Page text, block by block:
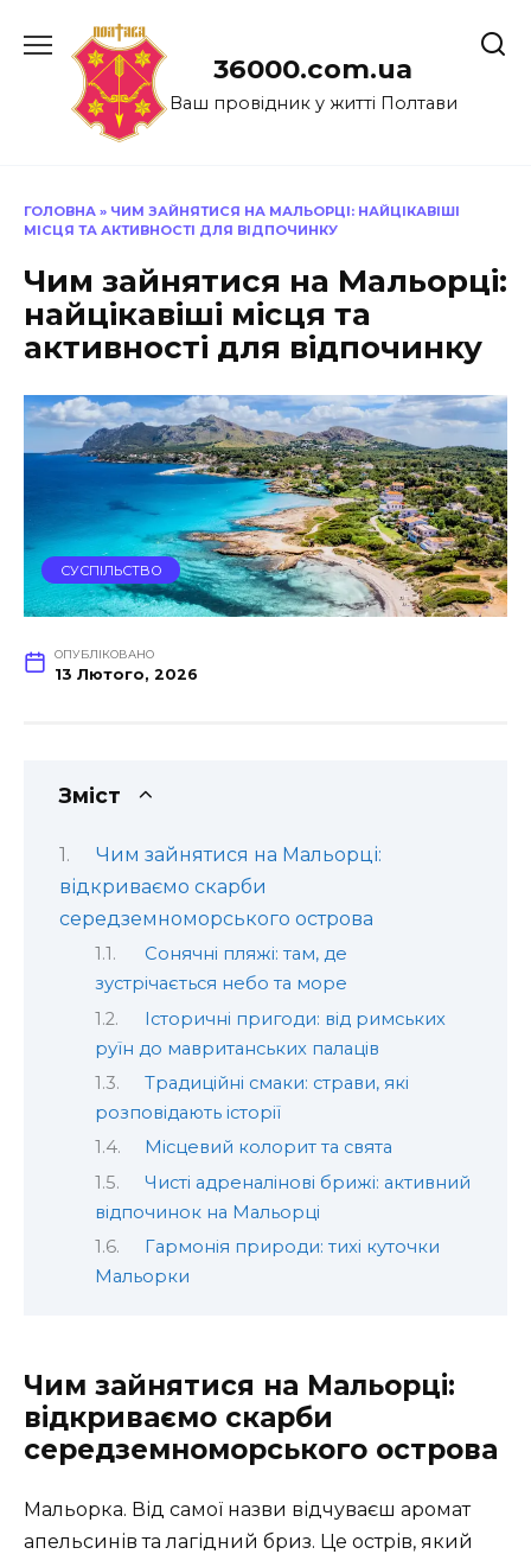
до
36000.com.ua
Ваш провідник у житті Полтави
ГОЛОВНА » ЧИМ ЗАЙНЯТИСЯ НА МАЛЬОРЦІ: НАЙЦІКАВІШІ
МІСЦЯ ТА АКТИВНОСТІ ДЛЯ ВІДПОЧИНКУ
Чим зайнятися на Мальорці:
найцікавіші місця та
активності для відпочинку
СУСПІЛЬСТВО
ОПУБЛІКОВАНО
13 Лютого, 2026
Зміст
Чим зайнятися на Мальорці:
відкриваємо скарби
середземноморського острова
Сонячні пляжі: там, де
зустрічається небо та море
Історичні пригоди: від римських
руїн до мавританських палаців
Традиційні смаки: страви, які
розповідають історії
Місцевий колорит та свята
Чисті адреналінові брижі: активний
відпочинок на Мальорці
Гармонія природи: тихі куточки
Мальорки
Чим зайнятися на Мальорці:
відкриваємо скарби
середземноморського острова
Мальорка. Від самої назви відчуваєш аромат
апельсинів та лагідний бриз. Це острів, який